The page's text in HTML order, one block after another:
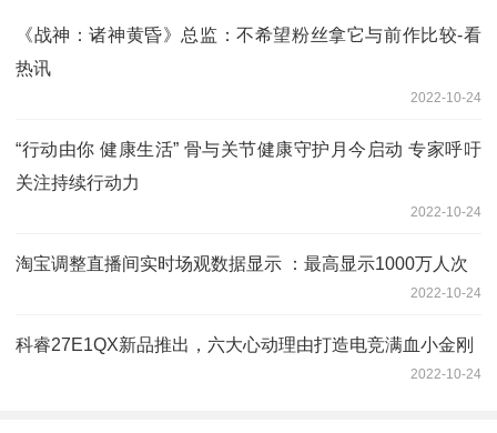
《战神：诸神黄昏》总监：不希望粉丝拿它与前作比较-看
热讯
2022-10-24
“行动由你 健康生活” 骨与关节健康守护月今启动 专家呼吁
关注持续行动力
2022-10-24
淘宝调整直播间实时场观数据显示 ：最高显示1000万人次
2022-10-24
科睿27E1QX新品推出，六大心动理由打造电竞满血小金刚
2022-10-24